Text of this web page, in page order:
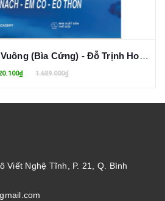
Công Thức Áo Dài Ly Vuông (Bìa Cứng) - Đỗ Trịnh Hoài Nam
1.689.000₫
Viết Nghệ Tĩnh, P. 21, Q. Bình